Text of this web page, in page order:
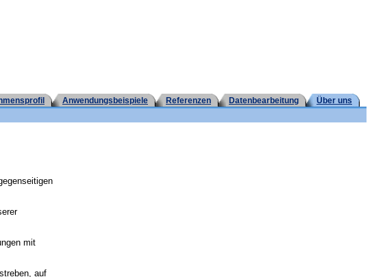
Anwendungsbeispiele Referenzen Datenbearbeitung Über uns
mit
auf